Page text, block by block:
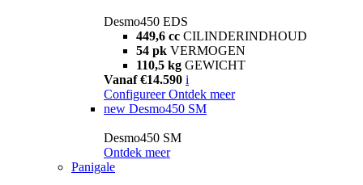
Desmo450 EDS
449,6 cc CILINDERINDHOUD
54 pk VERMOGEN
110,5 kg GEWICHT
Vanaf €14.590 i
Configureer Ontdek meer
new Desmo450 SM
Desmo450 SM
Ontdek meer
Panigale